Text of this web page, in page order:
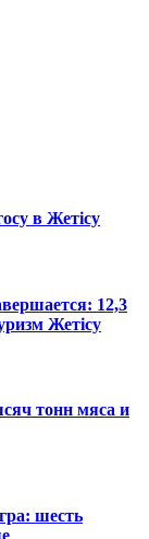
в Жетісу
12,3
Жетісу
тонн мяса и
шесть